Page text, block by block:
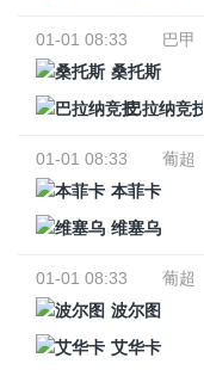
01-01 08:33
巴甲
桑托斯
巴拉纳竞技
01-01 08:33
葡超
本菲卡
维塞乌
01-01 08:33
葡超
波尔图
艾华卡